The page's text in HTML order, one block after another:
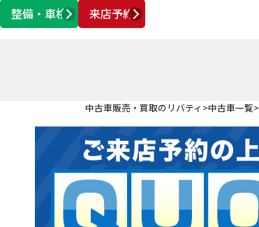
整備・車検
来店予約
営業時間 AM10:00 ～ PM6:00
中古車販売・買取のリバティ 中古車一覧